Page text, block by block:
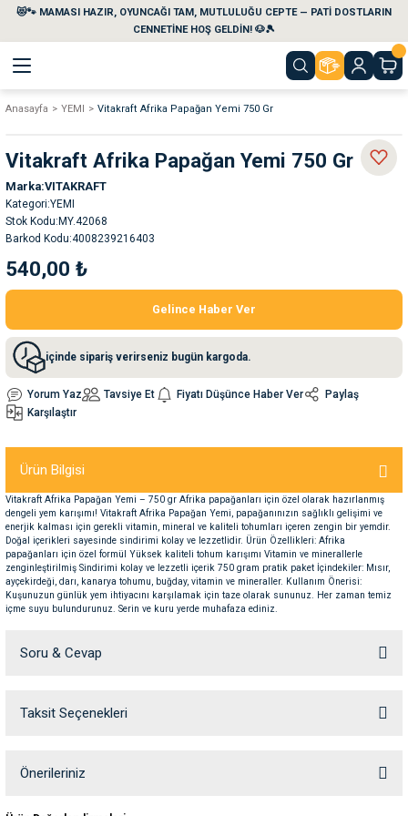
😻🐾 MAMASI HAZIR, OYUNCAĞI TAM, MUTLULUĞU CEPTE — PATİ DOSTLARIN
CENNETİNE HOŞ GELDİN! 🐶🎾
Geri Dön
Geri Dön
Temizlik Ürünleri
Su Kabları
Geri Dön
Geri Dön
Geri Dön
Geri Dön
Anasayfa YEMI Vitakraft Afrika Papağan Yemi 750 Gr
Vitakraft Afrika Papağan Yemi 750 Gr
Marka VITAKRAFT
Kategori YEMI
Stok Kodu MY.42068
Barkod Kodu 4008239216403
540,00 ₺
Gelince Haber Ver
içinde sipariş verirseniz bugün kargoda.
Yorum Yaz Tavsiye Et Fiyatı Düşünce Haber Ver
Paylaş
Karşılaştır
Ürün Bilgisi
Vitakraft Afrika Papağan Yemi – 750 gr Afrika papağanları için özel olarak hazırlanmış
dengeli yem karışımı! Vitakraft Afrika Papağan Yemi, papağanınızın sağlıklı gelişimi ve
enerjik kalması için gerekli vitamin, mineral ve kaliteli tohumları içeren zengin bir yemdir.
Doğal içerikleri sayesinde sindirimi kolay ve lezzetlidir. Ürün Özellikleri: Afrika
papağanları için özel formül Yüksek kaliteli tohum karışımı Vitamin ve minerallerle
zenginleştirilmiş Sindirimi kolay ve lezzetli içerik 750 gram pratik paket İçindekiler: Mısır,
ayçekirdeği, darı, kanarya tohumu, buğday, vitamin ve mineraller. Kullanım Önerisi:
Kuşunuzun günlük yem ihtiyacını karşılamak için taze olarak sununuz. Her zaman temiz
içme suyu bulundurunuz. Serin ve kuru yerde muhafaza ediniz.
Soru & Cevap
Ürün hakkında henüz soru sorulmamış.
Taksit Seçenekleri
Önerileriniz